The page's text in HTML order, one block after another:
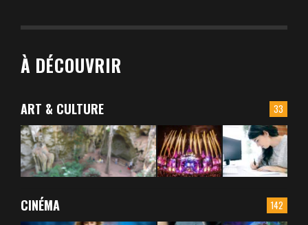
À DÉCOUVRIR
33
ART & CULTURE
142
CINÉMA